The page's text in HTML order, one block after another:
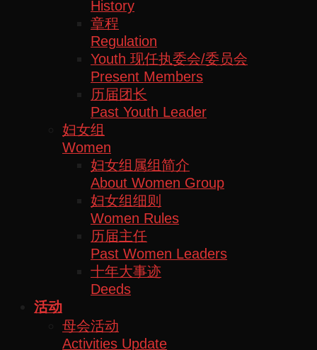
History
章程
Regulation
Youth 现任执委会/委员会
Present Members
历届团长
Past Youth Leader
妇女组
Women
妇女组属组简介
About Women Group
妇女组细则
Women Rules
历届主任
Past Women Leaders
十年大事迹
Deeds
活动
母会活动
Activities Update